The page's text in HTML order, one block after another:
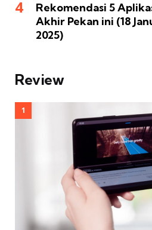
Rekomendasi 5
Akhir Pekan ini (18
2025)
Review